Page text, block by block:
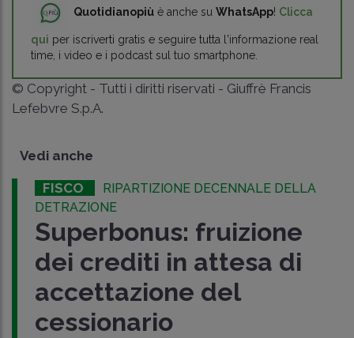
Quotidianopiù è anche su WhatsApp! Clicca
qui per iscriverti gratis e seguire tutta l'informazione real
time, i video e i podcast sul tuo smartphone.
© Copyright - Tutti i diritti riservati - Giuffrè Francis
Lefebvre S.p.A.
Vedi anche
FISCO
RIPARTIZIONE DECENNALE DELLA
DETRAZIONE
Superbonus: fruizione
dei crediti in attesa di
accettazione del
cessionario